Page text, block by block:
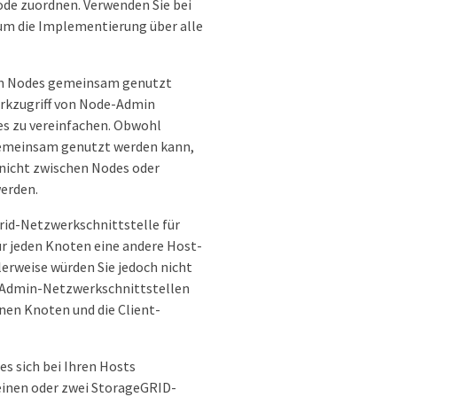
zuordnen. Verwenden Sie bei
die Implementierung über alle
Nodes gemeinsam genutzt
von Node-Admin
zu vereinfachen. Obwohl
genutzt werden kann,
zwischen Nodes oder
Netzwerkschnittstelle für
jeden Knoten eine andere Host-
würden Sie jedoch nicht
Netzwerkschnittstellen
Knoten und die Client-
sich bei Ihren Hosts
oder zwei StorageGRID-